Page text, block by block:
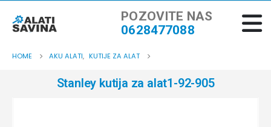
POZOVITE NAS
0628477088
HOME AKU ALATI, KUTIJE ZA ALAT
Stanley kutija za alat1-92-905